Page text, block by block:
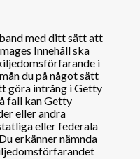
med ditt sätt att
Innehåll ska
i
du på något sätt
göra intrång i Getty
fall kan Getty
eller andra
eller federala
erkänner nämnda